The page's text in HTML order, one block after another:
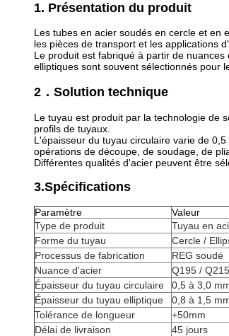
1. Présentation du produit
Les tubes en acier soudés en cercle et en
les pièces de transport et les applications
Le produit est fabriqué à partir de
elliptiques sont souvent sélectionnés pour
2．Solution technique
Le tuyau est produit par la technologie de
profils de tuyaux.
L'épaisseur du tuyau circulaire varie de
opérations de découpe, de soudage, de
Différentes qualités d'acier peuvent être
3.Spécifications
Paramètre
Valeur
Type de produit
Tuyau en
Forme du tuyau
Cercle /
Processus de fabrication
REG soudé
Nuance d'acier
Q195 /
Épaisseur du tuyau circulaire
0,5 à 3,0
Épaisseur du tuyau elliptique
0,8 à 1,5
Tolérance de longueur
+50mm
Délai de livraison
45 jours